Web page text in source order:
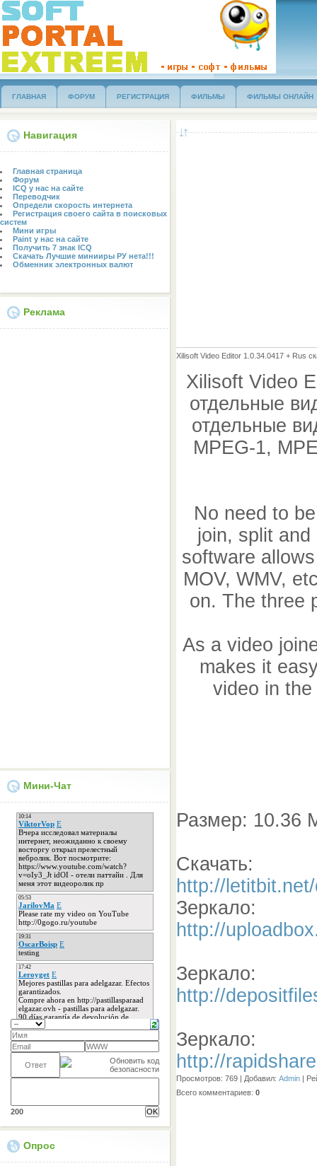
ГЛАВНАЯ ФОРУМ РЕГИСТРАЦИЯ ФИЛЬМЫ ФИЛЬМЫ ОНЛАЙН
Навигация
Главная страница
Форум
ICQ у нас на сайте
Переводчик
Определи скорость интернета
Регистрация своего сайта в поисковых
систем
Мини игры
Paint у нас на сайте
Получить 7 знак ICQ
Скачать Лучшие минииры РУ нета!!!
Обменник электронных валют
Реклама
Мини-Чат
200
Опрос
Xilisoft Video Editor 1.0.34.0417 + Rus
Xilisoft Video
отдельные
отдельные
MPEG-1,
No need to
join, split
software
MOV, WMV,
on. The three
As a video
makes it
video in
Размер: 10.36
Скачать:
http://
Зеркало:
http://
Зеркало:
http://
Зеркало:
http://
Просмотров: 769 | Добавил: Admin |
Всего комментариев: 0